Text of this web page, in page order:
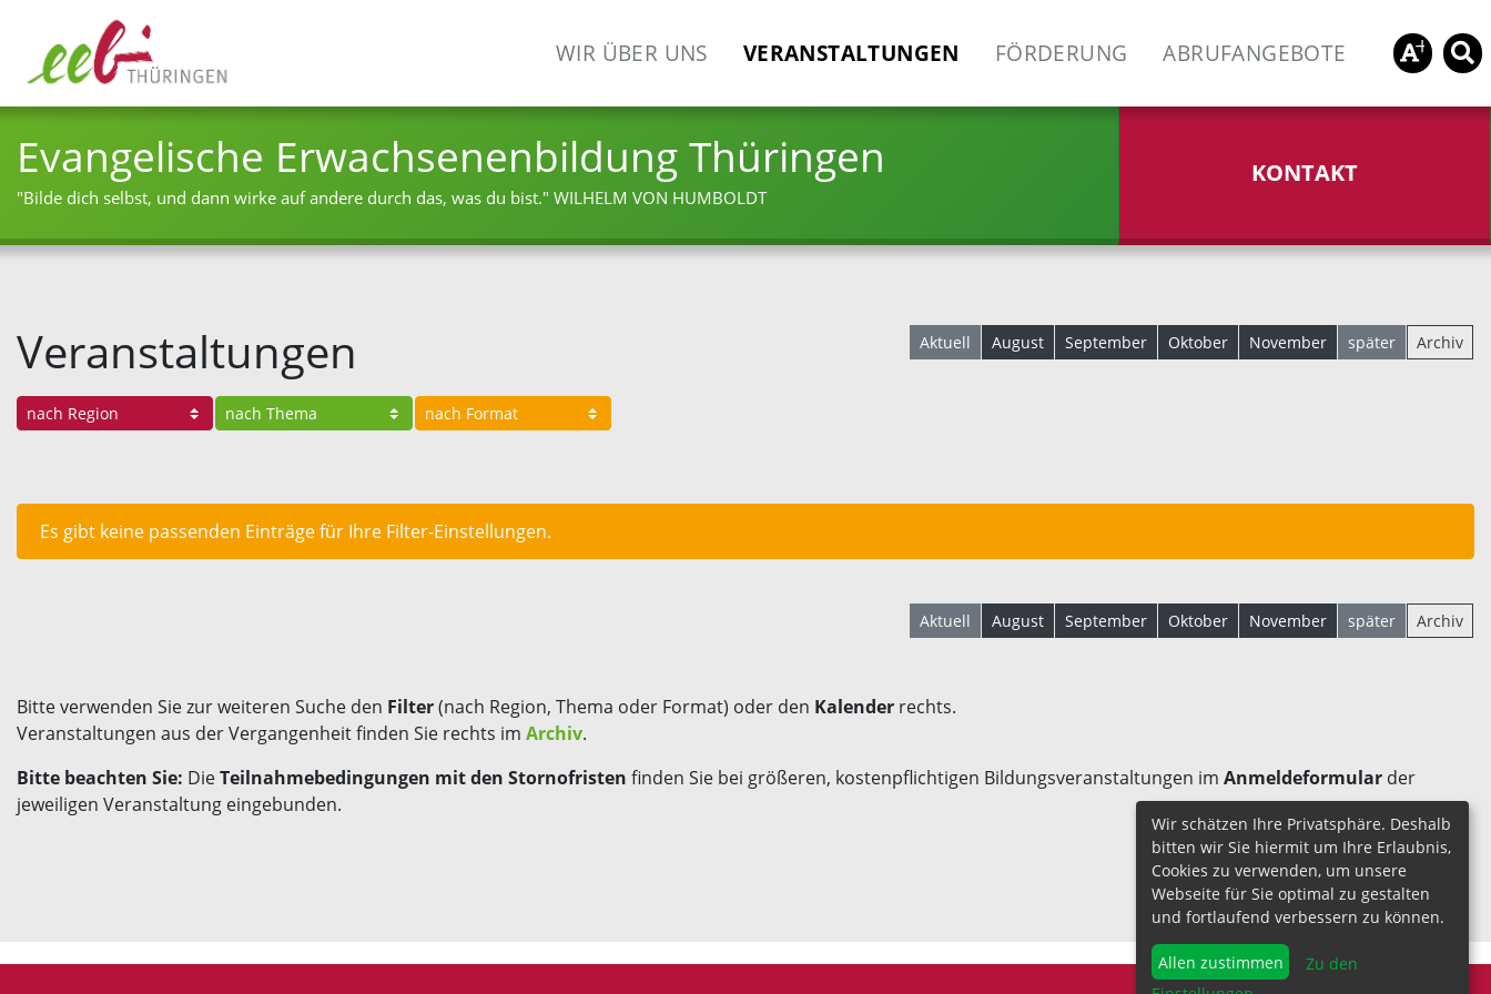
WIR ÜBER UNS VERANSTALTUNGEN FÖRDERUNG ABRUFANGEBOTE
Evangelische Erwachsenenbildung Thüringen
"Bilde dich selbst, und dann wirke auf andere durch das, was du bist." WILHELM VON HUMBOLDT
KONTAKT
Aktuell August September Oktober November später Archiv
Veranstaltungen
Es gibt keine passenden Einträge für Ihre Filter-Einstellungen.
Aktuell August September Oktober November später Archiv
Bitte verwenden Sie zur weiteren Suche den Filter(nach Region, Thema oder Format) oder den Kalender rechts.
Veranstaltungen aus der Vergangenheit finden Sie rechts im Archiv.
Bitte beachten Sie: DieTeilnahmebedingungen mit den Stornofristen finden Sie bei größeren, kostenpflichtigen Bildungsveranstaltungen im Anmeldeformular der
jeweiligen Veranstaltung eingebunden.
Wir schätzen Ihre Privatsphäre. Deshalb
bitten wir Sie hiermit um Ihre Erlaubnis,
Cookies zu verwenden, um unsere
Webseite für Sie optimal zu gestalten
und fortlaufend verbessern zu können.
Allen zustimmen
Zu den